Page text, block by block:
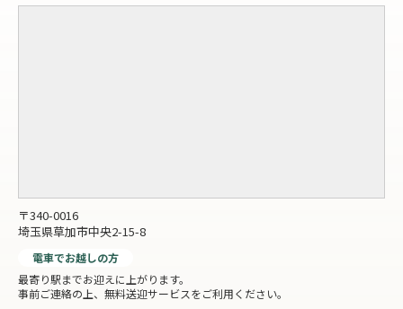
〒340-0016
埼玉県草加市中央2-15-8
電車でお越しの方
最寄り駅までお迎えに上がります。
事前ご連絡の上、無料送迎サービスをご利用ください。